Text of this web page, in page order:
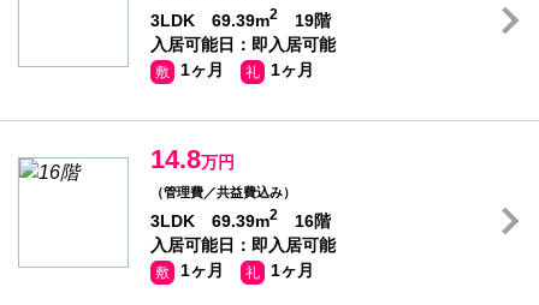
3LDK 69.39m2
19階
入居可能日：即入居可能
敷 1ヶ月 礼 1ヶ月
14.8万円
（管理費／共益費込み）
3LDK 69.39m2
16階
入居可能日：即入居可能
敷 1ヶ月 礼 1ヶ月